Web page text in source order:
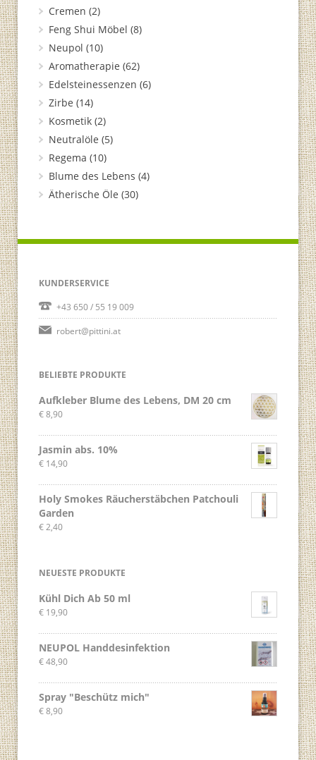
Cremen (2)
Feng Shui Möbel (8)
Neupol (10)
Aromatherapie (62)
Edelsteinessenzen (6)
Zirbe (14)
Kosmetik (2)
Neutralöle (5)
Regema (10)
Blume des Lebens (4)
Ätherische Öle (30)
KUNDERSERVICE
+43 650 / 55 19 009
robert@pittini.at
BELIEBTE PRODUKTE
Aufkleber Blume des Lebens, DM 20 cm
€8,90
Jasmin abs. 10%
€14,90
Holy Smokes Räucherstäbchen Patchouli
Garden
€2,40
NEUESTE PRODUKTE
Kühl Dich Ab 50 ml
€19,90
NEUPOL Handdesinfektion
€48,90
Spray "Beschütz mich"
€8,90